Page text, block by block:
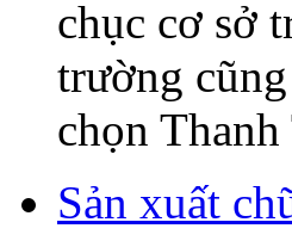
chục cơ sở
trường
chọn
Sản xuất